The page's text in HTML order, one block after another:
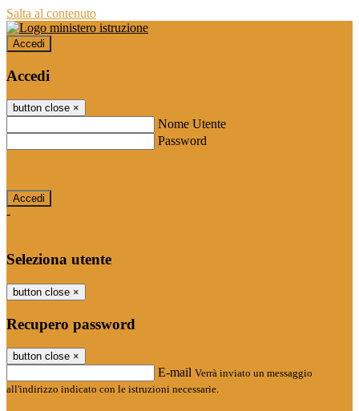
Salta al contenuto
Accedi
Accedi
button close ×
Nome Utente
Password
-
Seleziona utente
button close ×
Recupero password
button close ×
E-mail Verrà inviato un messaggio
all'indirizzo indicato con le istruzioni necessarie.